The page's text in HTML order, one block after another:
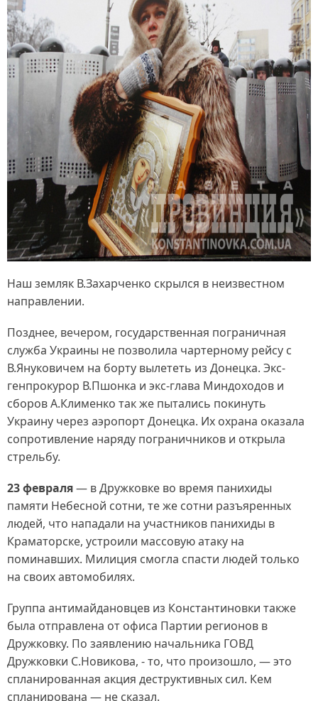
Наш земляк В.Захарченко скрылся в неизвестном
направлении.
Позднее, вечером, государственная пограничная
служба Украины не позволила чартерному рейсу с
В.Януковичем на борту вылететь из Донецка. Экс-
генпрокурор В.Пшонка и экс-глава Миндоходов и
сборов А.Клименко так же пытались покинуть
Украину через аэропорт Донецка. Их охрана оказала
сопротивление наряду пограничников и открыла
стрельбу.
23 февраля— в Дружковке во время панихиды
памяти Небесной сотни, те же сотни разъяренных
людей, что нападали на участников панихиды в
Краматорске, устроили массовую атаку на
поминавших. Милиция смогла спасти людей только
на своих автомобилях.
Группа антимайдановцев из Константиновки также
была отправлена от офиса Партии регионов в
Дружковку. По заявлению начальника ГОВД
Дружковки С.Новикова, - то, что произошло, — это
спланированная акция деструктивных сил. Кем
спланирована — не сказал.